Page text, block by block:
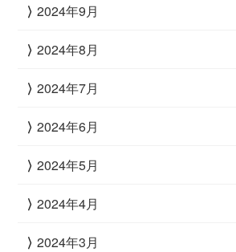
2024年9月
2024年8月
2024年7月
2024年6月
2024年5月
2024年4月
2024年3月